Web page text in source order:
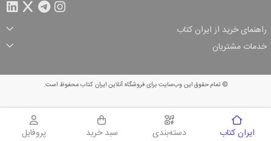
راهنمای خرید از ایران کتاب
ثبت سفارش
شرایط ارسال سفارش
شیوه پرداخت
تخفیف‌های خرید
خدمات مشتریان
© تمام حقوق این وب‌سایت برای فروشگاه آنلاین ایران کتاب محفوظ است.
ایران کتاب دسته‌بندی
سبد خرید
سبد خرید پروفایل